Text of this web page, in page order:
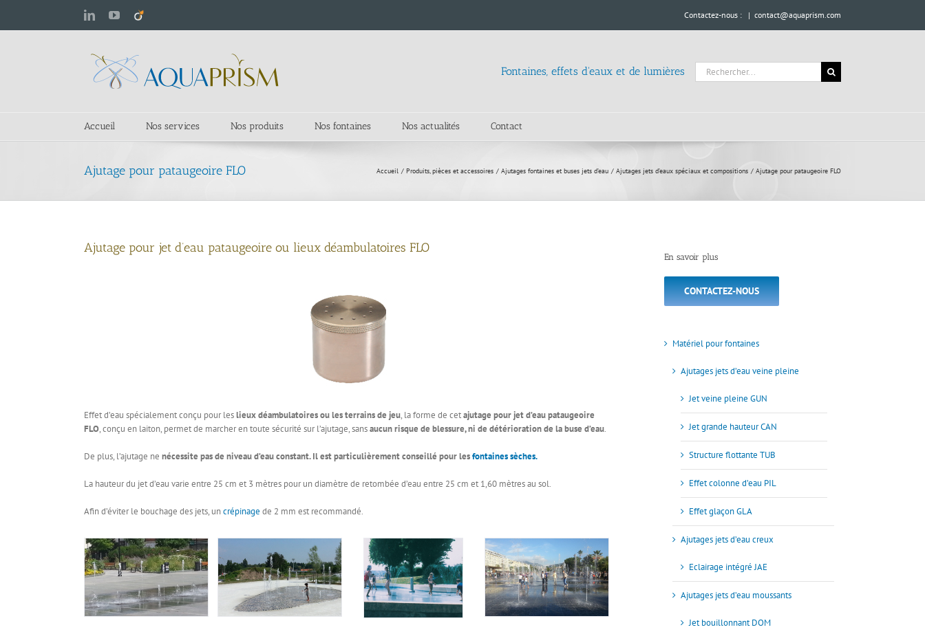
contenu
LinkedInYouTube
Viadeo Contactez-nous : | contact@aquaprism.com
Fontaines, effets d'eaux et de lumières Rechercher:
Accueil Nos services Nos produits Nos fontaines Nos actualités Contact
Ajutage pour pataugeoire FLO Accueil Produits, pièces et accessoires Ajutages fontaines et buses jets d’eau Ajutages jets d’eaux spéciaux et compositions Ajutage pour pataugeoire FLO
Ajutage pour jet d’eau pataugeoire ou lieux déambulatoires FLO
Effet d’eau spécialement conçu pour leslieux déambulatoires ou les terrains de jeu, la forme de cetajutage pour jet d’eau pataugeoire
FLO, conçu en laiton, permet de marcher en toute sécurité sur l’ajutage, sansaucun risque de blessure, ni de détérioration de la buse d’eau.
De plus, l’ajutage ne nécessite pas de niveau d’eau constant. Il est particulièrementconseillé pour lesfontaines sèches.
La hauteur du jet d’eau varie entre 25 cm et 3 mètres pour un diamètre de retombée d’eau entre 25 cm et 1,60 mètres au sol.
Afin d’éviter le bouchage des jets, uncrépinage de 2 mm est recommandé.
En savoir plus
CONTACTEZ-NOUS
Matériel pour fontaines
Ajutages jets d’eau veine pleine
Jet veine pleine GUN
Jet grande hauteur CAN
Structure flottante TUB
Effet colonne d’eau PIL
Effet glaçon GLA
Ajutages jets d’eau creux
Eclairage intégré JAE
Ajutages jets d’eau moussants
Jet bouillonnant DOM